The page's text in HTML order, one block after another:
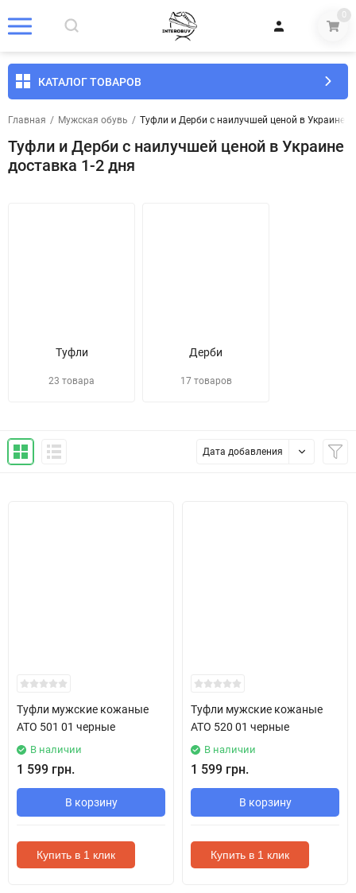
0
КАТАЛОГ ТОВАРОВ
Главная / Мужская обувь / Туфли и Дерби с наилучшей ценой в Украине
Туфли и Дерби с наилучшей ценой в Украине
доставка 1-2 дня
Туфли
23 товара
Дерби
17 товаров
Дата добавления
Туфли мужские кожаные
ATO 501 01 черные
В наличии
1 599 грн.
В корзину
Купить в 1 клик
Туфли мужские кожаные
ATO 520 01 черные
В наличии
1 599 грн.
В корзину
Купить в 1 клик